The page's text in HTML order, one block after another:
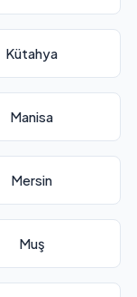
Kütahya
Manisa
Mersin
Muş